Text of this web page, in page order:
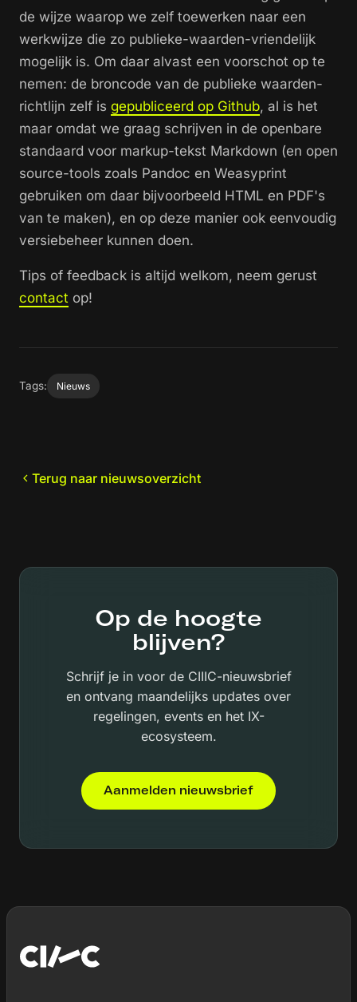
de wijze waarop we zelf toewerken naar een
werkwijze die zo publieke-waarden-vriendelijk
mogelijk is. Om daar alvast een voorschot op te
nemen: de broncode van de publieke waarden-
richtlijn zelf is gepubliceerd op Github, al is het
maar omdat we graag schrijven in de openbare
standaard voor markup-tekst Markdown (en open
source-tools zoals Pandoc en Weasyprint
gebruiken om daar bijvoorbeeld HTML en PDF's
van te maken), en op deze manier ook eenvoudig
versiebeheer kunnen doen.
Tips of feedback is altijd welkom, neem gerust
contact op!
Tags: Nieuws
Terug naar nieuwsoverzicht
Op de hoogte
blijven?
Schrijf je in voor de CIIIC-nieuwsbrief
en ontvang maandelijks updates over
regelingen, events en het IX-
ecosysteem.
Aanmelden nieuwsbrief